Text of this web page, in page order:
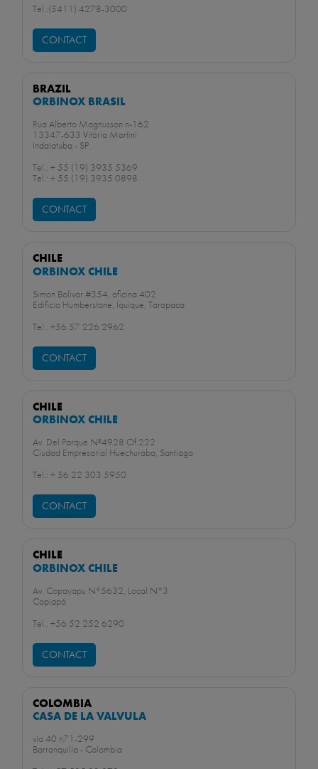
Tel.:(5411) 4278-3000
CONTACT
BRAZIL
ORBINOX BRASIL
Rua Alberto Magnusson n-162
13347-633 Vitória Martini
Indaiatuba - SP
Tel.: + 55 (19) 3935 5369
Tel.: + 55 (19) 3935 0898
CONTACT
CHILE
ORBINOX CHILE
Simon Bolivar #354, oficina 402
Edificio Humberstone, Iquique, Tarapaca
Tel.: +56 57 226 2962
CONTACT
CHILE
ORBINOX CHILE
Av. Del Parque Nº4928 Of.222
Ciudad Empresarial Huechuraba, Santiago
Tel.: + 56 22 303 5950
CONTACT
CHILE
ORBINOX CHILE
Av. Copayapu N°5632, Local N°3
Copiapó
Tel.: +56 52 252 6290
CONTACT
COLOMBIA
CASA DE LA VALVULA
via 40 n71-299
Barranquilla - Colombia